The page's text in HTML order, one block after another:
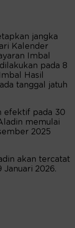
jangka
Kalender
Imbal
pada 8
Hasil
tanggal jatuh
efektif pada 30
memulai
2025
akan tercatat
Januari 2026.